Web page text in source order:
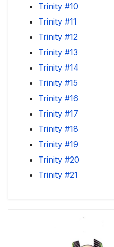
Trinity #10
Trinity #11
Trinity #12
Trinity #13
Trinity #14
Trinity #15
Trinity #16
Trinity #17
Trinity #18
Trinity #19
Trinity #20
Trinity #21